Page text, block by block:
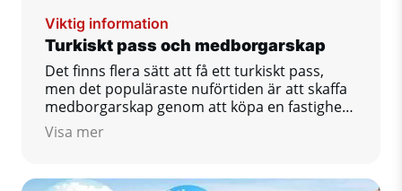
Viktig information
Turkiskt pass och medborgarskap
Det finns flera sätt att få ett turkiskt pass,
men det populäraste nuförtiden är att skaffa
medborgarskap genom att köpa en fastighet
eller öppna ett bankkonto.
Visa mer